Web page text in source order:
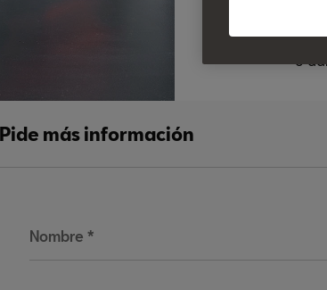
o
Pide más información
Nombre *